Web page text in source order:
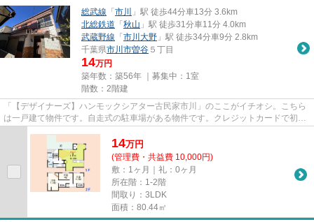
総武線 「 市川
」駅 徒歩44分車13分 3.6km
北総鉄道 「 秋山 」駅 徒歩31分車11分 4.0km
武蔵野線 「 市川大野 」駅 徒歩34分車9分 2.8km
千葉県市川市曽谷 ５丁目
14万円
築年数：築56年 ｜募集中： 1室
階数：2階建
「【デザイナーズ】ハンモックシアター古民家市川」のここがイチオシ。こちら
は一戸建て物件です。自走式の駐車場がある物件です。クレジットカードで初期
14万円
(管理費・共益費 10,000円)
敷：1ヶ月｜礼：0ヶ月
所在階：1-2階
間取り：3LDK
面積：80.44㎡